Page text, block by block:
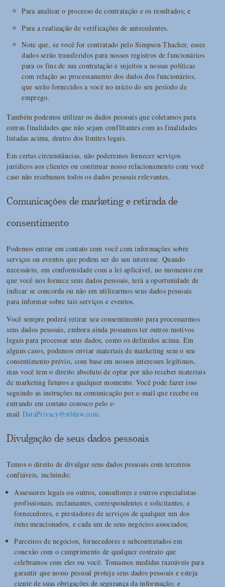
Para analisar o processo de contratação e os resultados; e
Para a realização de verificações de antecedentes.
Note que, se você for contratado pelo Simpson Thacher, esses
dados serão transferidos para nossos registros de funcionários
para os fins de sua contratação e sujeitos a nossas políticas
com relação ao processamento dos dados dos funcionários,
que serão fornecidos a você no início do seu período de
emprego.
Também podemos utilizar os dados pessoais que coletamos para
outras finalidades que não sejam conflitantes com as finalidades
listadas acima, dentro dos limites legais.
Em certas circunstâncias, não poderemos fornecer serviços
jurídicos aos clientes ou continuar nosso relacionamento com você
caso não recebamos todos os dados pessoais relevantes.
Comunicações de marketing e retirada de
consentimento
Podemos entrar em contato com você com informações sobre
serviços ou eventos que podem ser do seu interesse. Quando
necessário, em conformidade com a lei aplicável, no momento em
que você nos fornece seus dados pessoais, terá a oportunidade de
indicar se concorda ou não em utilizarmos seus dados pessoais
para informar sobre tais serviços e eventos.
Você sempre poderá retirar seu consentimento para processarmos
seus dados pessoais, embora ainda possamos ter outros motivos
legais para processar seus dados, como os definidos acima. Em
alguns casos, podemos enviar materiais de marketing sem o seu
consentimento prévio, com base em nossos interesses legítimos,
mas você tem o direito absoluto de optar por não receber materiais
de marketing futuros a qualquer momento. Você pode fazer isso
seguindo as instruções na comunicação por e-mail que recebe ou
entrando em contato conosco pelo e-
mail DataPrivacy@stblaw.com.
Divulgação de seus dados pessoais
Temos o direito de divulgar seus dados pessoais com terceiros
confiáveis, incluindo:
Assessores legais ou outros, consultores e outros especialistas
profissionais, reclamantes, correspondentes e solicitantes, e
fornecedores, e prestadores de serviços de qualquer um dos
itens mencionados, e cada um de seus negócios associados;
Parceiros de negócios, fornecedores e subcontratados em
conexão com o cumprimento de qualquer contrato que
celebramos com eles ou você. Tomamos medidas razoáveis para
garantir que nosso pessoal proteja seus dados pessoais e esteja
ciente de suas obrigações de segurança da informação; e